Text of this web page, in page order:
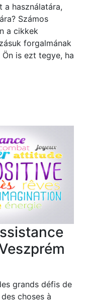
használatára,
Számos
a cikkek
forgalmának
is ezt tegye, ha
grands défis de
choses à